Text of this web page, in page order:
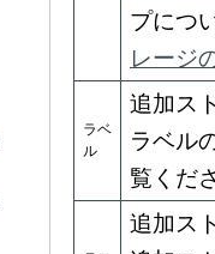
プにつ
レージ
ラベ
ル
追加ス
ラベル
覧くだ
追加ス